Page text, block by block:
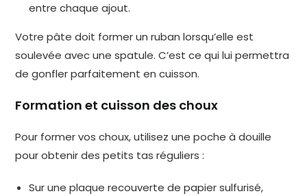
entre chaque ajout.
Votre pâte doit former un ruban lorsqu’elle est
soulevée avec une spatule. C’est ce qui lui permettra
de gonfler parfaitement en cuisson.
Formation et cuisson des choux
Pour former vos choux, utilisez une poche à douille
pour obtenir des petits tas réguliers :
Sur une plaque recouverte de papier sulfurisé,